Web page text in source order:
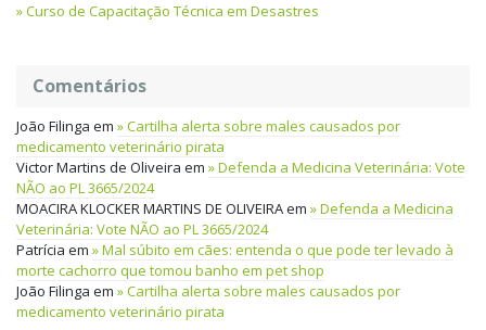
Curso de Capacitação Técnica em Desastres
Comentários
João Filinga em
Cartilha alerta sobre males causados por
medicamento veterinário pirata
Victor Martins de Oliveira em
Defenda a Medicina Veterinária: Vote
NÃO ao PL 3665/2024
MOACIRA KLOCKER MARTINS DE OLIVEIRAem
Defenda a Medicina
Veterinária: Vote NÃO ao PL 3665/2024
Patrícia em
Mal súbito em cães: entenda o que pode ter levado à
morte cachorro que tomou banho em pet shop
João Filinga em
Cartilha alerta sobre males causados por
medicamento veterinário pirata